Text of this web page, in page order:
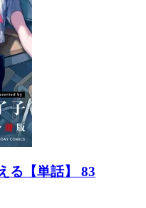
る【単話】 83